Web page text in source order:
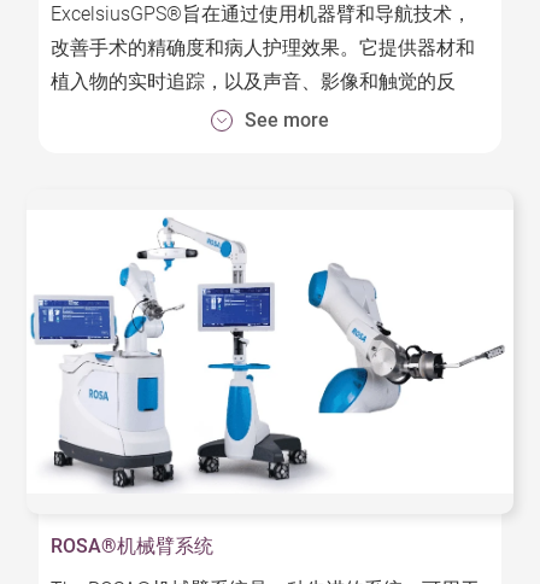
ExcelsiusGPS®旨在通过使用机器臂和导航技术，
改善手术的精确度和病人护理效果。它提供器材和
植入物的实时追踪，以及声音、影像和触觉的反
的路径作定位，准确放置植入物。
- 导航：系统可按照病人的身体部位与手术器械的位
置提供实时反馈。
- 高稳定性机械臂：机械臂确保手术器械的进入路径
及手术植入过程保持精准稳定，即使在复杂路径上
同见稳定。
- 影像兼容性：系统可将2D及3D影像无缝集成在系
优势:
See more
ROSA®机械臂系统